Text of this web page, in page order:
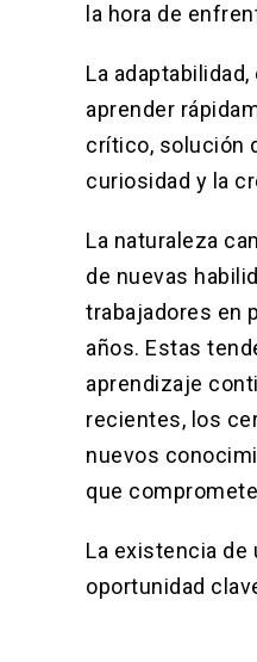
la hora de
La
aprender
crítico, solución
curiosidad y la
La naturaleza
de nuevas
trabajadores en
años. Estas
aprendizaje
recientes, los
nuevos
que
La existencia de
oportunidad